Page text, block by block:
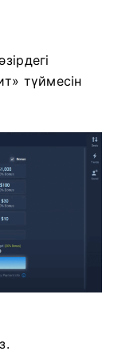
түймесін